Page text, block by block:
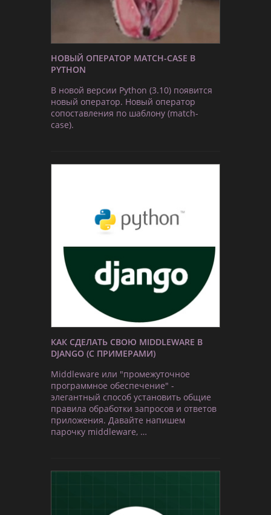
НОВЫЙ ОПЕРАТОР MATCH-CASE В
PYTHON
В новой версии Python (3.10) появится
новый оператор. Новый оператор
сопоставления по шаблону (match-
case).
КАК СДЕЛАТЬ СВОЮ MIDDLEWARE В
DJANGO (С ПРИМЕРАМИ)
Middleware или "промежуточное
программное обеспечение" -
элегантный способ установить общие
правила обработки запросов и ответов
приложения. Давайте напишем
парочку middleware, …